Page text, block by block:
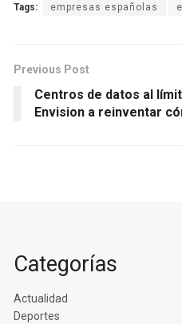
Tags: empresas españolas
Previous Post
Centros de datos al
Envision a reinventar
Categorías
Actualidad
Deportes